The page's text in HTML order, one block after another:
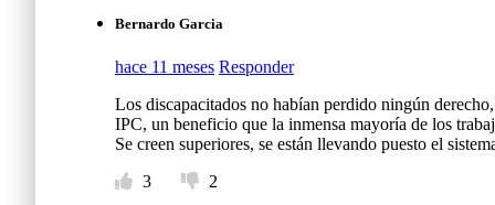
Bernardo Garcia
hace 11 meses Responder
Los discapacitados no habían perdido ningún
IPC, un beneficio que la inmensa mayoría de los
Se creen superiores, se están llevando puesto el
3
2